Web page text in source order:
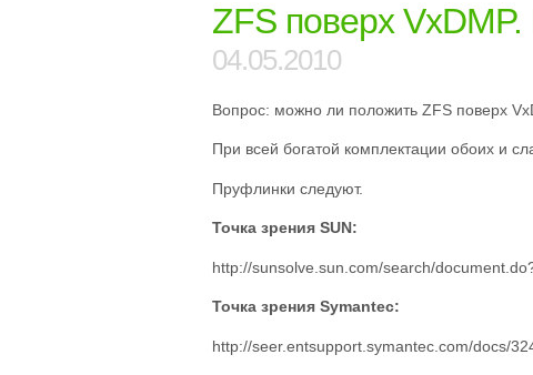
ZFS поверх VxDMP.
04.05.2010
Вопрос: можно ли положить ZFS поверх
При всей богатой комплектации обоих и
Пруфлинки следуют.
Точка зрения SUN:
http://sunsolve.sun.com/search/
Точка зрения Symantec:
http://seer.entsupport.symantec.com/docs/